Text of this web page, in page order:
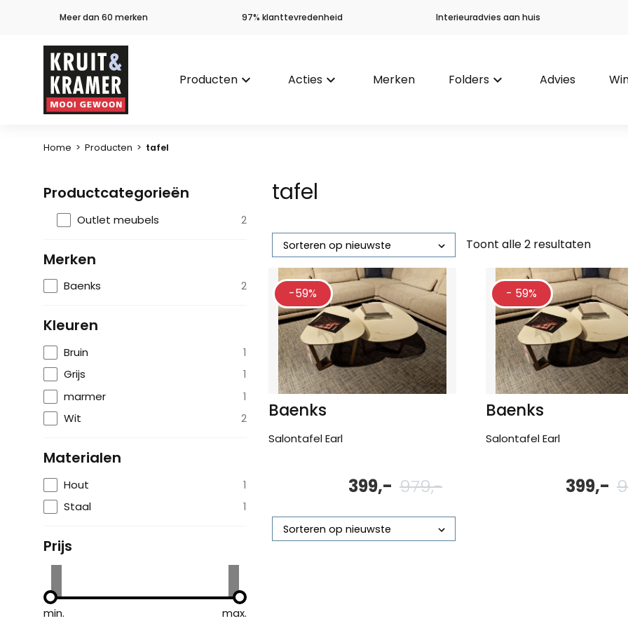
Meer dan 60 merken 97% klanttevredenheid Interieuradvies aan huis
Producten keyboard_arrow_down Acties keyboard_arrow_down Merken Folders keyboard_arrow_down Advies
Home > Producten > tafel
Productcategorieën
Outlet meubels 2
Merken
Baenks 2
Kleuren
Bruin
1
Grijs
1
marmer
1
Wit
2
Materialen
Hout
1
Staal
1
Prijs
min. max.
tafel
Toont alle 2 resultaten
Gesorteerd
nieuwste
-59%
Baenks
Salontafel Earl
979,-
979,-.
399,-
399,-.
- 59%
Baenks
Salontafel Earl
399,-